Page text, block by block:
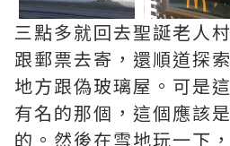
三點多就回去聖誕老人
跟郵票去寄，還順道探
地方跟偽玻璃屋。可是
有名的那個，這個應該
的。然後在雪地玩一下